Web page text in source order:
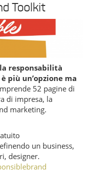
Toolkit
la responsabilità
più un’opzione ma
52 pagine di
di impresa, la
marketing.
un business,
designer.